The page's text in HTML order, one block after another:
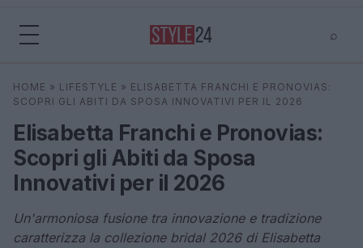
⌕
Cerca ⌕
HOME » LIFESTYLE » ELISABETTA FRANCHI E PRONOVIAS:
SCOPRI GLI ABITI DA SPOSA INNOVATIVI PER IL 2026
Elisabetta Franchi e Pronovias:
Scopri gli Abiti da Sposa
Innovativi per il 2026
Un'armoniosa fusione tra innovazione e tradizione
caratterizza la collezione bridal 2026 di Elisabetta